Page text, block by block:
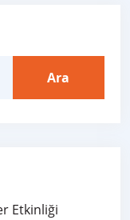
Etkinliği